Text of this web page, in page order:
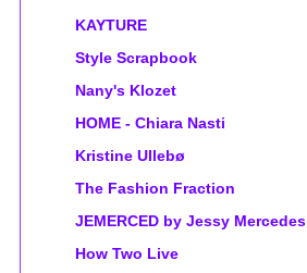
KAYTURE
Style Scrapbook
Nany's Klozet
HOME - Chiara Nasti
Kristine Ullebø
The Fashion Fraction
JEMERCED by Jessy Mercedes
How Two Live